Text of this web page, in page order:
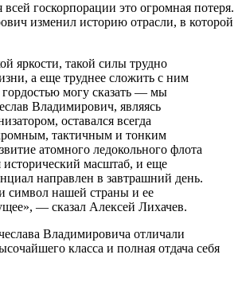
госкорпорации это огромная потеря.
изменил историю отрасли, в которой
яркости, такой силы трудно
а еще труднее сложить с ним
могу сказать — мы
Владимирович, являясь
оставался всегда
тактичным и тонким
атомного ледокольного флота
исторический масштаб, и еще
направлен в завтрашний день.
символ нашей страны и ее
— сказал Алексей Лихачев.
Владимировича отличали
класса и полная отдача себя